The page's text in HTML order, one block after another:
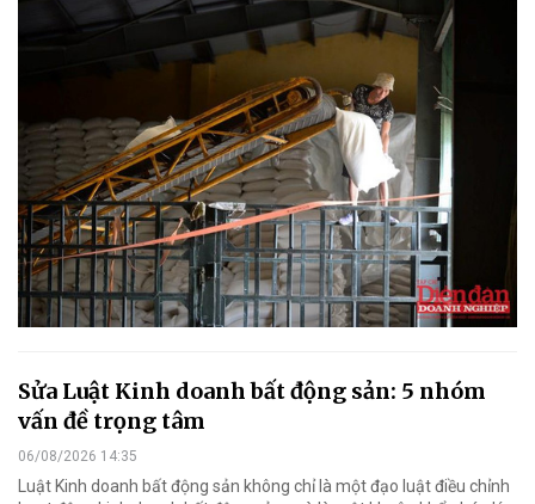
Sửa Luật Kinh doanh bất động sản: 5 nhóm
vấn đề trọng tâm
06/08/2026 14:35
Luật Kinh doanh bất động sản không chỉ là một đạo luật điều chỉnh